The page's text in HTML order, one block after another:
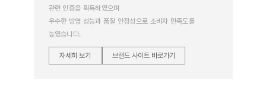
관련 인증을 획득하였으며
우수한 방염 성능과 품질 안정성으로 소비자 만족도를
높였습니다.
자세히 보기 브랜드 사이트 바로가기